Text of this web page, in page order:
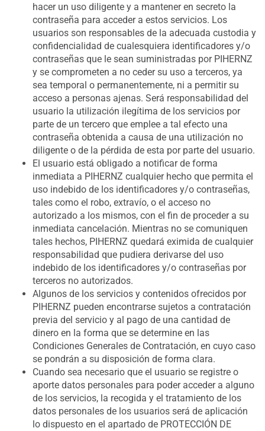
hacer un uso diligente y a mantener en secreto la
contraseña para acceder a estos servicios. Los
usuarios son responsables de la adecuada custodia y
confidencialidad de cualesquiera identificadores y/o
contraseñas que le sean suministradas por PIHERNZ
y se comprometen a no ceder su uso a terceros, ya
sea temporal o permanentemente, ni a permitir su
acceso a personas ajenas. Será responsabilidad del
usuario la utilización ilegítima de los servicios por
parte de un tercero que emplee a tal efecto una
contraseña obtenida a causa de una utilización no
diligente o de la pérdida de esta por parte del usuario.
El usuario está obligado a notificar de forma
inmediata a PIHERNZ cualquier hecho que permita el
uso indebido de los identificadores y/o contraseñas,
tales como el robo, extravío, o el acceso no
autorizado a los mismos, con el fin de proceder a su
inmediata cancelación. Mientras no se comuniquen
tales hechos, PIHERNZ quedará eximida de cualquier
responsabilidad que pudiera derivarse del uso
indebido de los identificadores y/o contraseñas por
terceros no autorizados.
Algunos de los servicios y contenidos ofrecidos por
PIHERNZ pueden encontrarse sujetos a contratación
previa del servicio y al pago de una cantidad de
dinero en la forma que se determine en las
Condiciones Generales de Contratación, en cuyo caso
se pondrán a su disposición de forma clara.
Cuando sea necesario que el usuario se registre o
aporte datos personales para poder acceder a alguno
de los servicios, la recogida y el tratamiento de los
datos personales de los usuarios será de aplicación
lo dispuesto en el apartado de PROTECCIÓN DE